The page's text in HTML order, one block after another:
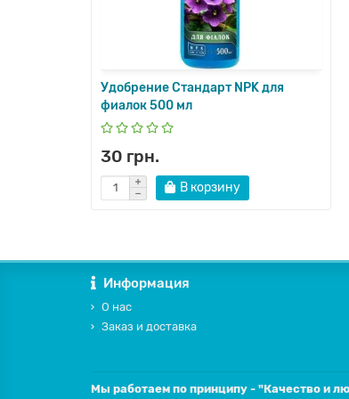
Удобрение Стандарт NPK для
фиалок 500 мл
30 грн.
В корзину
Информация
О нас
Заказ и доставка
Мы работаем по принципу - "Качество и